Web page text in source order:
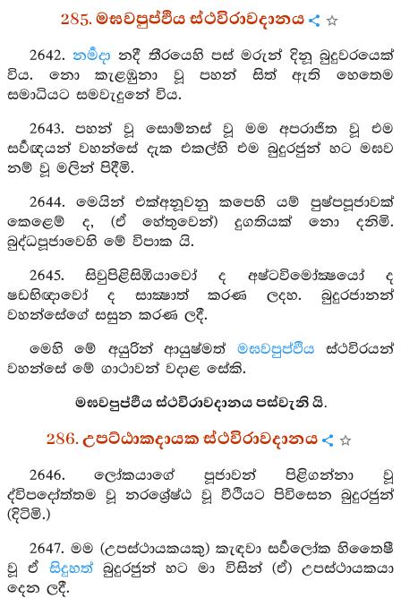
285. මඝවපුප්ඵිය ස්ථවිරාවදානය
2642. නර්‍මදා නදී තීරයෙහි පස් මරුන් දිනූ බුදුවරයෙක්
විය. නො කැළඹුනා වූ පහන් සිත් ඇති හෙතෙම
සමාධියට සමවැදුනේ විය.
2643. පහන් වූ සොම්නස් වූ මම අපරාජිත වූ එම
සර්‍වඥයන් වහන්සේ දැක එකල්හි එම බුදුරජුන් හට මඝව
නම් වූ මලින් පිදීමි.
2644. මෙයින් එක්අනූවනු කපෙහි යම් පුෂ්පපූජාවක්
කෙළෙම් ද, (ඒ හේතුවෙන්) දුගතියක් නො දනිමි.
බුද්ධපූජාවෙහි මේ විපාක යි.
2645. සිවුපිළිසිඹියාවෝ ද අෂ්ටවිමෝක්‍ෂයෝ ද
ෂඩභිඥාවෝ ද සාක්‍ෂාත් කරණ ලදහ. බුදුරජානන්
වහන්සේගේ සසුන කරණ ලදී.
මෙහි මේ අයුරින් ආයුෂ්මත් මඝවපුප්ඵිය ස්ථවිරයන්
වහන්සේ මේ ගාථාවන් වදාළ සේකි.
මඝවපුප්ඵිය ස්ථවිරාවදානය පස්වැනි යි.
286. උපට්ඨාකදායක ස්ථවිරාවදානය
2646. ලෝකයාගේ පූජාවන් පිළිගන්නා වූ
ද්විපදෝත්තම වූ නරශ්‍රේෂ්ඨ වූ වීථියට පිවිසෙන බුදුරජුන්
(දිටිමි.)
2647. මම (උපස්ථායකයකු) කැඳවා සර්‍වලෝක හිතෛෂී
වූ ඒ සිදුහත්බුදුරජුන් හට මා විසින් (ඒ) උපස්ථායකයා
දෙන ලදී.